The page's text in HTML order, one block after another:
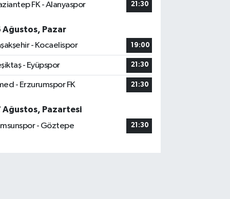
FK - Alanyaspor 21:30
Ağustos, Pazar
- Kocaelispor
19:00
- Eyüpspor 21:30
- Erzurumspor FK 21:30
Ağustos, Pazartesi
- Göztepe
21:30